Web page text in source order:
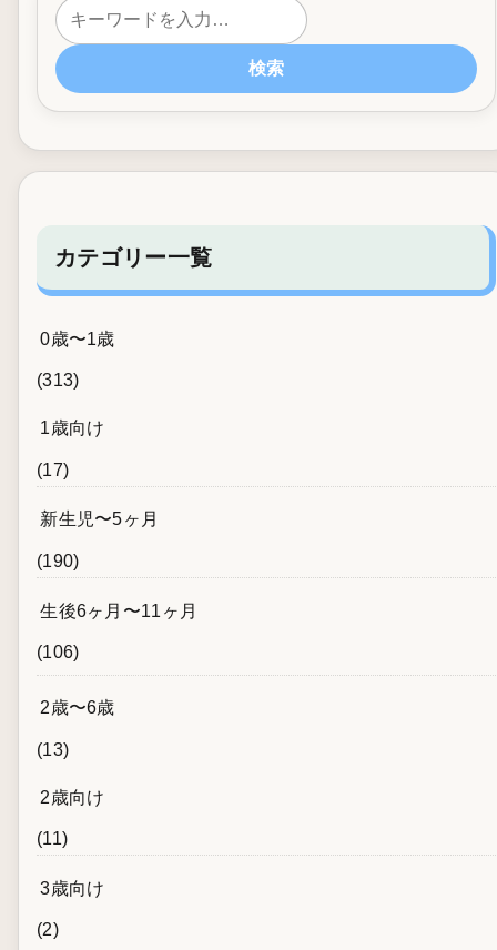
検索
カテゴリー一覧
0歳〜1歳
(313)
1歳向け
(17)
新生児〜5ヶ月
(190)
生後6ヶ月〜11ヶ月
(106)
2歳〜6歳
(13)
2歳向け
(11)
3歳向け
(2)